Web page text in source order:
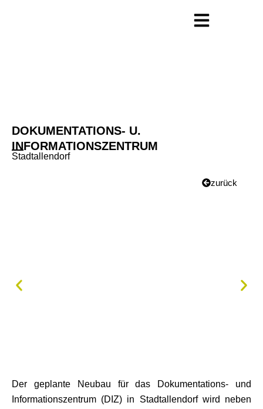
DOKUMENTATIONS- U.
INFORMATIONSZENTRUM
Stadtallendorf
zurück
Der geplante Neubau für das Dokumentations- und
Informationszentrum (DIZ) in Stadtallendorf wird neben